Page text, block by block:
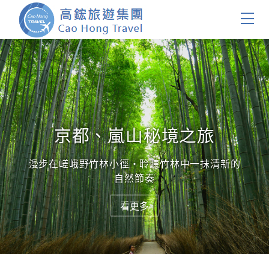
首頁
團體旅遊
國內旅遊
證件簽證
關於我們
客製服務
會員登入
京都、嵐山秘境之旅
漫步在嵯峨野竹林小徑・聆聽竹林中一抹清新的
自然節奏
看更多